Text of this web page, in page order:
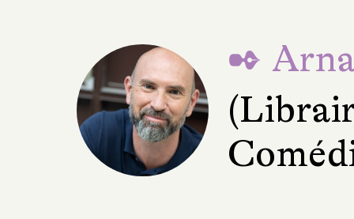
✒